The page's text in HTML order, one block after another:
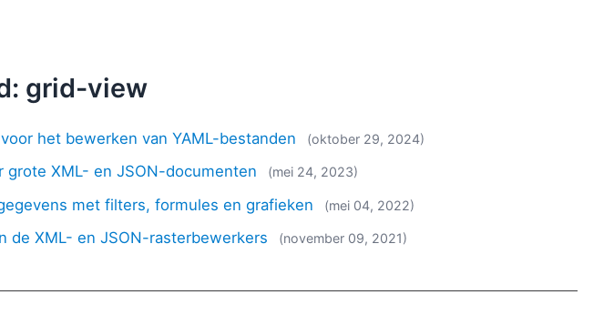
grid-view
het bewerken van YAML-bestanden (oktober 29, 2024)
grote XML- en JSON-documenten (mei 24, 2023)
met filters, formules en grafieken (mei 04, 2022)
de XML- en JSON-rasterbewerkers (november 09, 2021)